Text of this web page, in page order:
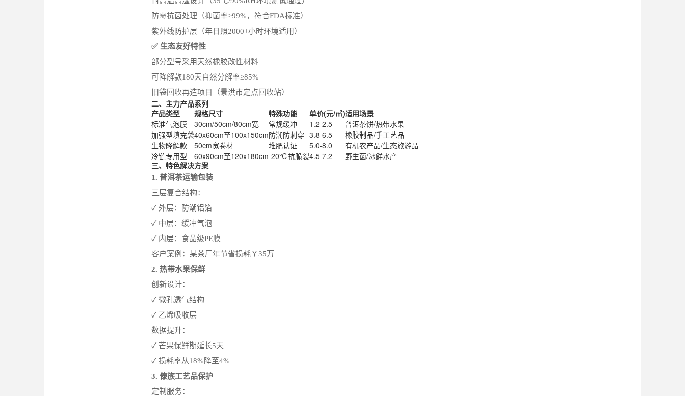
防霉抗菌处理（抑菌率≥99%，符合FDA标准）
紫外线防护层（年日照2000+小时环境适用）
✅ 生态友好特性
部分型号采用天然橡胶改性材料
可降解款180天自然分解率≥85%
旧袋回收再造项目（景洪市定点回收站）
二、主力产品系列
产品类型 规格尺寸 特殊功能 单价(元/㎡)适用场景
标准气泡膜
30cm/50cm/80cm宽 常规缓冲 1.2-2.5
普洱茶饼/热带水果
加强型填充袋40x60cm至100x150cm防潮防刺穿 3.8-6.5
橡胶制品/手工艺品
生物降解款
50cm宽卷材 堆肥认证 5.0-8.0
有机农产品/生态旅游品
冷链专用型
60x90cm至120x180cm-20℃抗脆裂4.5-7.2 野生菌/冰鲜水产
三、特色解决方案
1. 普洱茶运输包装
三层复合结构：
✓ 外层：防潮铝箔
✓ 中层：缓冲气泡
✓ 内层：食品级PE膜
客户案例：某茶厂年节省损耗￥35万
2. 热带水果保鲜
创新设计：
✓ 微孔透气结构
✓ 乙烯吸收层
数据提升：
✓ 芒果保鲜期延长5天
✓ 损耗率从18%降至4%
3. 傣族工艺品保护
定制服务：